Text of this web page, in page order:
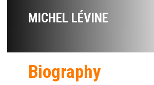
MICHEL LÉVINE
Biography